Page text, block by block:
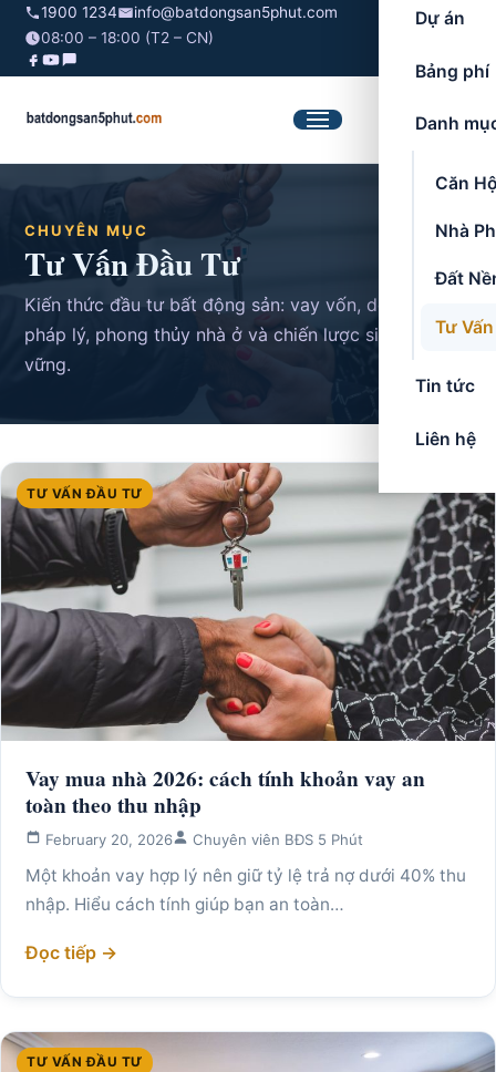
1900 1234
info@batdongsan5phut.com
08:00 – 18:00 (T2 – CN)
Mở
Dự án
Bảng phí
Danh
Căn
Nhà
Đất
Tư
Tin tức
Liên hệ
CHUYÊN MỤC
Tư Vấn Đầu Tư
Kiến thức đầu tư bất động sản: vay vốn, dòng tiền,
pháp lý, phong thủy nhà ở và chiến lược sinh lời bền
vững.
TƯ VẤN ĐẦU TƯ
Vay mua nhà 2026: cách tính khoản vay an
toàn theo thu nhập
February 20, 2026 Chuyên viên BĐS 5 Phút
Một khoản vay hợp lý nên giữ tỷ lệ trả nợ dưới 40% thu
nhập. Hiểu cách tính giúp bạn an toàn…
Đọc tiếp →
TƯ VẤN ĐẦU TƯ